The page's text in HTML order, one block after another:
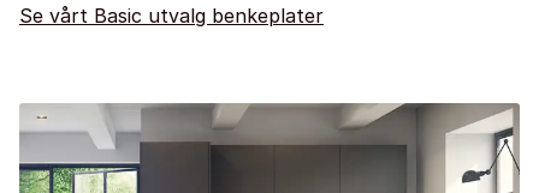
Se vårt Basic utvalg benkeplater